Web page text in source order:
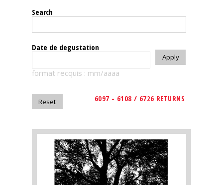
Tasting
reviews
The
magazine
Magazine
Search
Date de degustation
format recquis : mm/aaaa
6097 - 6108 / 6726 RETURNS